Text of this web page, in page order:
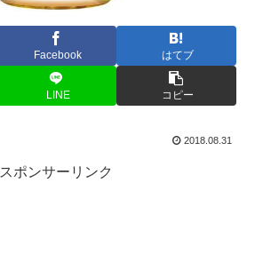
Facebook はてブ
LINE コピー
2018.08.31
スポンサーリンク